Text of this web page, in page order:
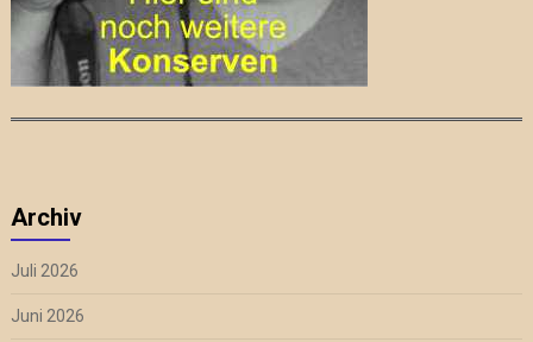
Archiv
Juli 2026
Juni 2026